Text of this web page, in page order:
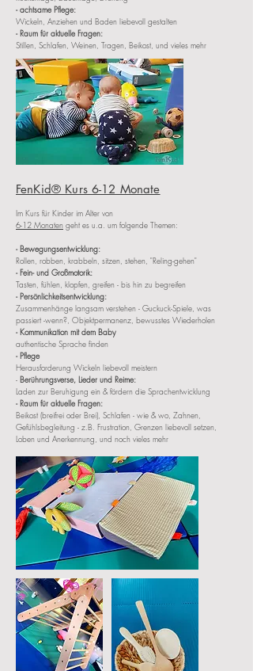
- achtsame Pflege:
Wickeln, Anziehen und Baden liebevoll gestalten
- Raum für aktuelle Fragen:
Stillen, Schlafen, Weinen, Tragen, Beikost, und vieles mehr
FenKid® Kurs 6-12 Monate
Im Kurs für Kinder im Alter von
6-12 Monaten geht es u.a. um folgende Themen:
- Bewegungsentwicklung:
Rollen, robben, krabbeln, sitzen, stehen, "Reling-gehen"
- Fein- und Großmotorik:
Tasten, fühlen, klopfen, greifen - bis hin zu begreifen
- Persönlichkeitsentwicklung:
Zusammenhänge langsam verstehen - Guckuck-Spiele, was
passiert -wenn?, Objektpermanenz, bewusstes Wiederholen
- Kommunikation mit dem Baby
authentische Sprache finden
- Pflege
Herausforderung Wickeln liebevoll meistern
- Berührungsverse, Lieder und Reime:
Laden zur Beruhigung ein & fördern die Sprachentwicklung
- Raum für aktuelle Fragen:
Beikost (breifrei oder Brei), Schlafen - wie & wo, Zahnen,
Gefühlsbegleitung - z.B. Frustration, Grenzen liebevoll setzen,
Loben und Anerkennung, und noch vieles mehr